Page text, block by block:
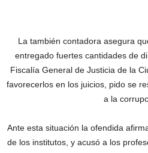
La también contadora asegura
entregado fuertes cantidades de
Fiscalía General de Justicia de la
favorecerlos en los juicios, pido se
a la
Ante esta situación la ofendida
de los institutos, y acusó a los